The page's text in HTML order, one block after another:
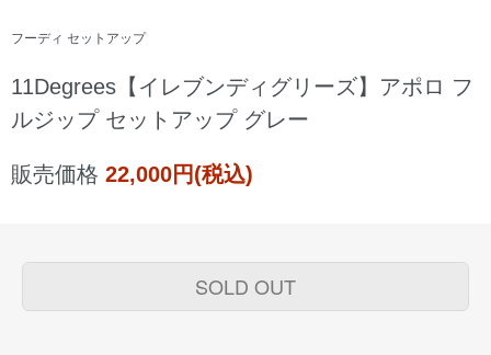
フーディ セットアップ
11Degrees【イレブンディグリーズ】アポロ フ
ルジップ セットアップ グレー
販売価格 22,000円(税込)
SOLD OUT